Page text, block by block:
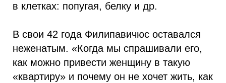
в клетках: попугая, белку и др.
В свои 42 года Филипавичюс оставался
неженатым. «Когда мы спрашивали его,
как можно привести женщину в такую
«квартиру» и почему он не хочет жить, как